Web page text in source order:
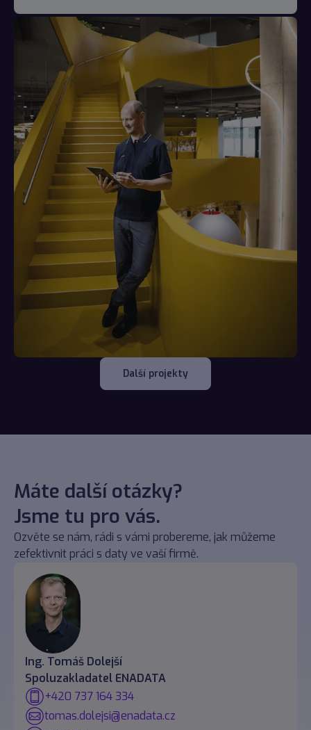
Další projekty
Máte další otázky?
Jsme tu pro vás.
Ozvěte se nám, rádi s vámi probereme, jak můžeme
zefektivnit práci s daty ve vaší firmě.
Ing. Tomáš Dolejší
Spoluzakladatel ENADATA
+420 737 164 334
tomas.dolejsi@enadata.cz